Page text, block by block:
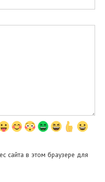
сайта в этом браузере для